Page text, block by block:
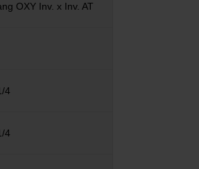
OXY Inv. x Inv. AT
4
4